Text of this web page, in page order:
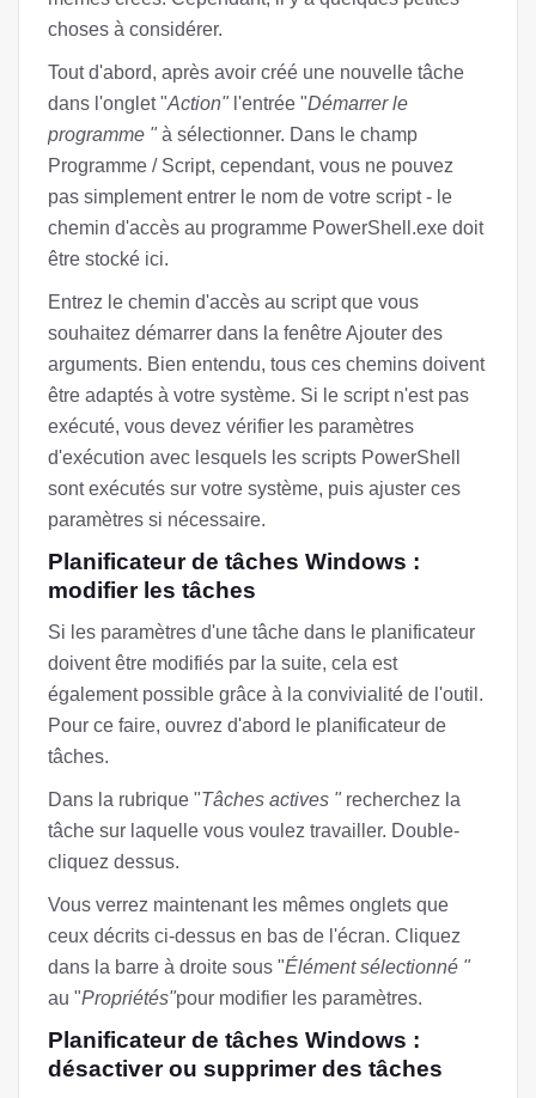
choses à considérer.
Tout d'abord, après avoir créé une nouvelle tâche
dans l'onglet "Action"l'entrée "Démarrer le
programme "à sélectionner. Dans le champ
Programme / Script, cependant, vous ne pouvez
pas simplement entrer le nom de votre script - le
chemin d'accès au programme PowerShell.exe doit
être stocké ici.
Entrez le chemin d'accès au script que vous
souhaitez démarrer dans la fenêtre Ajouter des
arguments. Bien entendu, tous ces chemins doivent
être adaptés à votre système. Si le script n'est pas
exécuté, vous devez vérifier les paramètres
d'exécution avec lesquels les scripts PowerShell
sont exécutés sur votre système, puis ajuster ces
paramètres si nécessaire.
Planificateur de tâches Windows :
modifier les tâches
Si les paramètres d'une tâche dans le planificateur
doivent être modifiés par la suite, cela est
également possible grâce à la convivialité de l'outil.
Pour ce faire, ouvrez d'abord le planificateur de
tâches.
Dans la rubrique "Tâches actives "recherchez la
tâche sur laquelle vous voulez travailler. Double-
cliquez dessus.
Vous verrez maintenant les mêmes onglets que
ceux décrits ci-dessus en bas de l'écran. Cliquez
dans la barre à droite sous "Élément sélectionné "
au "Propriétés"pour modifier les paramètres.
Planificateur de tâches Windows :
désactiver ou supprimer des tâches